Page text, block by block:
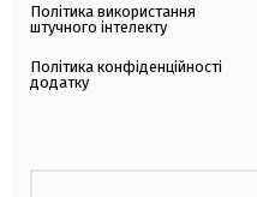
Політика використання
штучного інтелекту
Політика конфіденційності
додатку